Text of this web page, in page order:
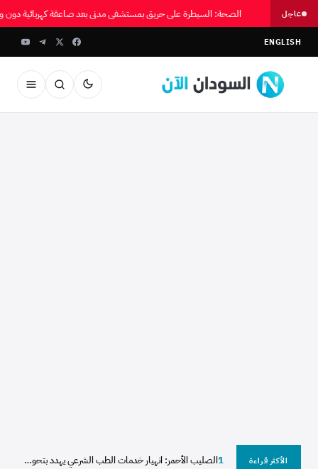
عاجل الصحة: السيطرة على حريق بمستشفى مدني بعد صاعقة كهربائية دون
ENGLISH
الأكثر قراءة 1 الصليب الأحمر: انهيار خدمات الطب الشرعي يهدد بتحول آلاف...